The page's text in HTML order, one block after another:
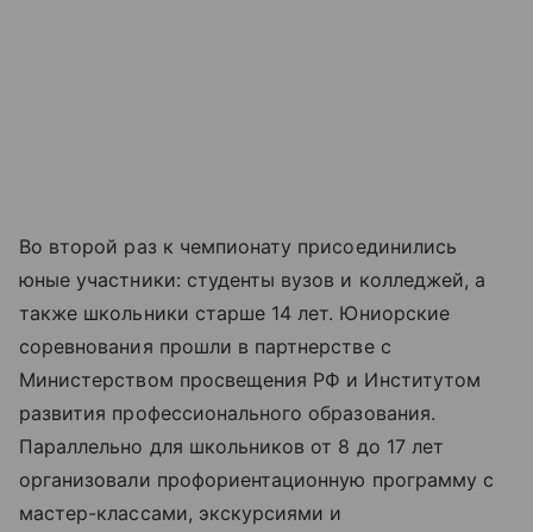
Во второй раз к чемпионату присоединились
юные участники: студенты вузов и колледжей, а
также школьники старше 14 лет. Юниорские
соревнования прошли в партнерстве с
Министерством просвещения РФ и Институтом
развития профессионального образования.
Параллельно для школьников от 8 до 17 лет
организовали профориентационную программу с
мастер-классами, экскурсиями и